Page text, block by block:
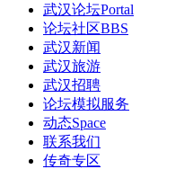
武汉论坛Portal
论坛社区BBS
武汉新闻
武汉旅游
武汉招聘
论坛模拟服务
动态Space
联系我们
传奇专区